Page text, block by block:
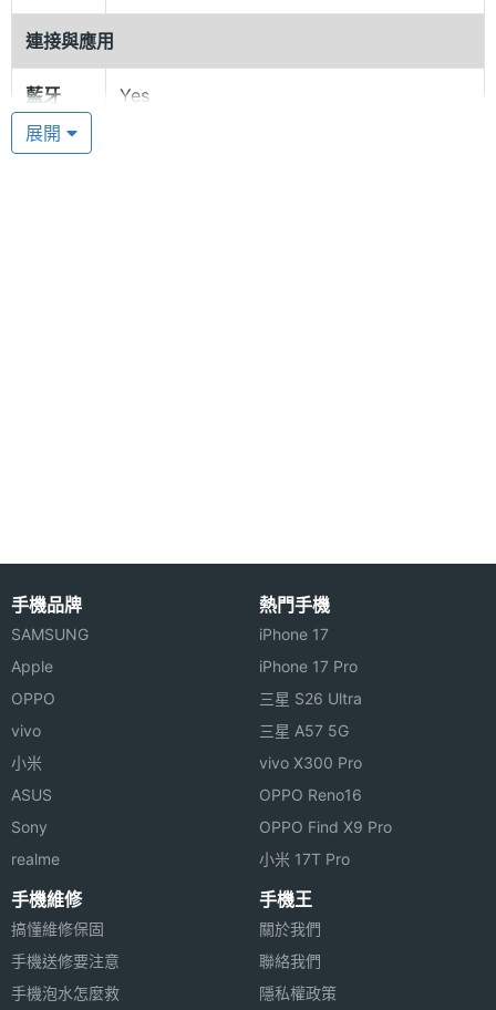
相機補光燈應用。Misift Ray 智慧手環內建更換式電
池，無須充電，且長達 6 個月的續航力。
時補充最新資料。
※本文為 SOGI 手機王版權所有，未經授權不得轉載使用※
連接與應用
藍牙 Yes
藍牙版
睡眠感
Yes
偵測功
能
機身長
度
機身寬
機身重
量
展開
手機品牌
SAMSUNG
Apple
OPPO
vivo
小米
ASUS
Sony
realme
熱門手機
iPhone 17
iPhone 17 Pro
三星 S26 Ultra
三星 A57 5G
vivo X300 Pro
OPPO Reno16
OPPO Find X9 Pro
小米 17T Pro
手機維修
搞懂維修保固
手機送修要注意
手機泡水怎麼救
手機王
關於我們
聯絡我們
隱私權政策